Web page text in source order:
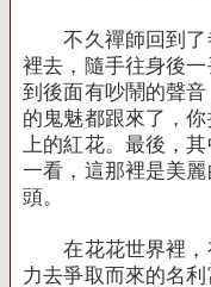
不久禪師回到了
裡去，隨手往身後
到後面有吵鬧的聲
的鬼魅都跟來了，
上的紅花。最後，
一看，這那裡是美
頭。
在花花世界裡，
力去爭取而來的名